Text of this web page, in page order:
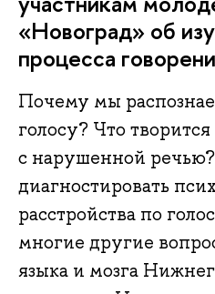
«Новоград» об
процесса
Почему мы
голосу? Что
с нарушенной
диагностировать
расстройства по
многие другие
языка и мозга